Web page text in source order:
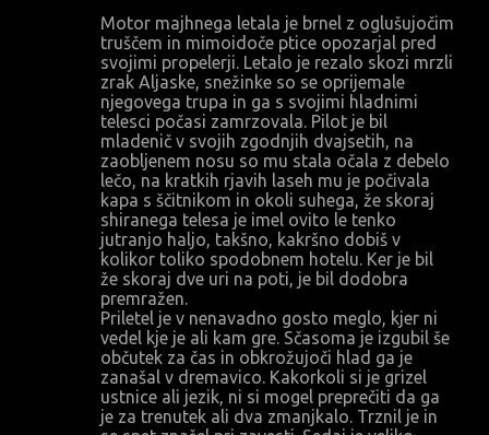
Motor majhnega letala je brnel z oglušujočim
truščem in mimoidoče ptice opozarjal pred
svojimi propelerji. Letalo je rezalo skozi mrzli
zrak Aljaske, snežinke so se oprijemale
njegovega trupa in ga s svojimi hladnimi
telesci počasi zamrzovala. Pilot je bil
mladenič v svojih zgodnjih dvajsetih, na
zaobljenem nosu so mu stala očala z debelo
lečo, na kratkih rjavih laseh mu je počivala
kapa s ščitnikom in okoli suhega, že skoraj
shiranega telesa je imel ovito le tenko
jutranjo haljo, takšno, kakršno dobiš v
kolikor toliko spodobnem hotelu. Ker je bil
že skoraj dve uri na poti, je bil dodobra
premražen.
Priletel je v nenavadno gosto meglo, kjer ni
vedel kje je ali kam gre. Sčasoma je izgubil še
občutek za čas in obkrožujoči hlad ga je
zanašal v dremavico. Kakorkoli si je grizel
ustnice ali jezik, ni si mogel preprečiti da ga
je za trenutek ali dva zmanjkalo. Trznil je in